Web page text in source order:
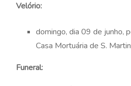
Velório:
domingo, dia 09 de junho,
Casa Mortuária de S.
Funeral: